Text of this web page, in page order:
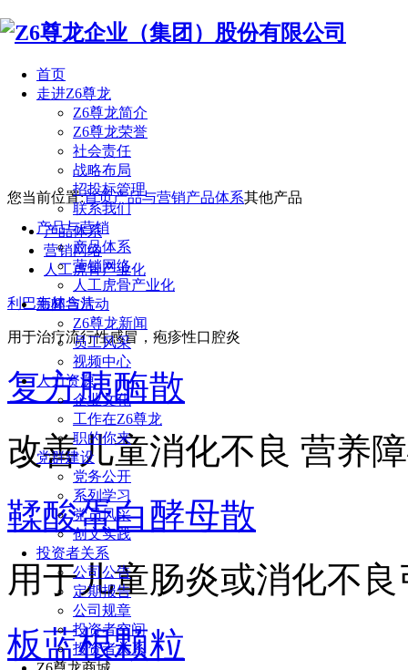
首页
走进Z6尊龙
Z6尊龙简介
Z6尊龙荣誉
社会责任
战略布局
招投标管理
联系我们
产品与营销
产品体系
营销网络
人工虎骨产业化
新闻与活动
Z6尊龙新闻
员工风采
视频中心
人力资源
企业文化
工作在Z6尊龙
职的你来
党群建设
党务公开
系列学习
党员风采
创文实践
投资者关系
公司公告
定期报告
公司规章
投资者空间
投资者关系
您当前位置:首页产品与营销产品体系其他产品
产品体系
营销网络
人工虎骨产业化
利巴韦林含片
用于治疗流行性感冒，疱疹性口腔炎
复方胰酶散
改善儿童消化不良 营养
鞣酸蛋白酵母散
用于儿童肠炎或消化不
板蓝根颗粒